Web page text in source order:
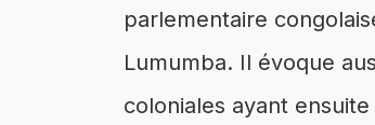
parlementaire
Lumumba. Il évoque
coloniales ayant